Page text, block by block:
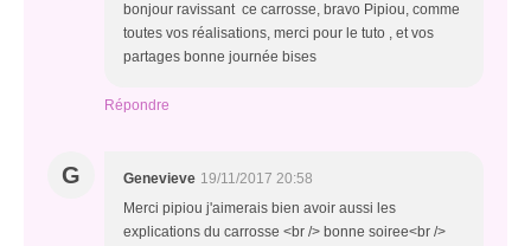
bonjour ravissant ce carrosse, bravo Pipiou, comme
toutes vos réalisations, merci pour le tuto , et vos
partages bonne journée bises
Répondre
G Genevieve 19/11/2017 20:58
Merci pipiou j'aimerais bien avoir aussi les
explications du carrosse <br /> bonne soiree<br />